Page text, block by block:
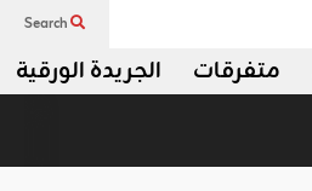
Search
الجريدة الورقية متفرقات